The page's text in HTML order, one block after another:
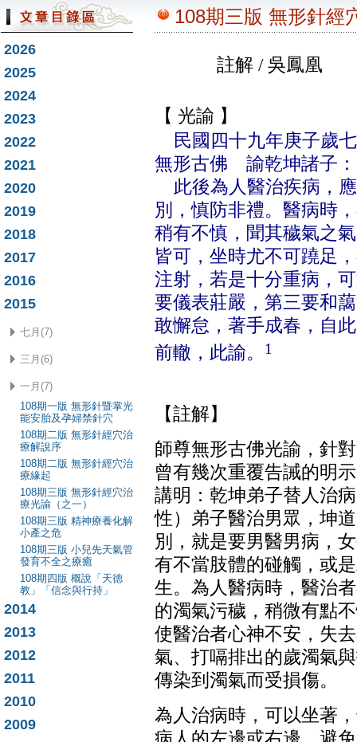
2026
2025
2024
2023
2022
2021
2020
2019
2018
2017
2016
2015
七月(7)
三月(6)
一月(7)
108期一版 無形針暨掌光
能安胎及孕婦禁針穴
108期二版 無形針經穴治
療解說序
108期二版 無形針經穴治
療緣起
108期三版 無形針經穴治
療光諭（之一）
108期三版 精神療養化解
小產之危
108期三版 小兒先天氣管
發育不全之療癒
108期四版 概說「天德
教」「信念與行持」
2014
2013
2012
2011
2010
2009
108期三版 無形針經
註解 / 吳鳳凰
【 光諭 】
民國四十九年庚子歲
無形古佛 諭乾坤諸子：
此後為人醫治疾病，
別，慎防非禮。醫病時
稍有不慎，聞其穢氣之
皆可，坐時尤不可蹺足
注射，若是十分重病，
要儀表莊嚴，第三要和
敢懈怠，著手成春，自
前轍，此諭。
1
【註解】
師尊無形古佛光諭，針
曾有幾次重覆告誡的明
講明：乾坤弟子替人治
性）弟子醫治男眾，坤
別，就是要男醫男病，
有不當肢體的碰觸，或
生。 為人醫病時，醫治
的濁氣污穢，稍微有點
使醫治者心神不安，失
氣、打嗝排出的歲濁氣
傳染到濁氣而受損傷。
為人治病時，可以坐著